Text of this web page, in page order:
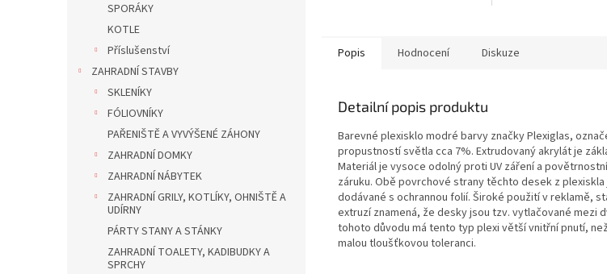
SPORÁKY
KOTLE
Příslušenství
ZAHRADNÍ STAVBY
SKLENÍKY
FÓLIOVNÍKY
PAŘENIŠTĚ A VYVÝŠENÉ ZÁHONY
ZAHRADNÍ DOMKY
ZAHRADNÍ NÁBYTEK
ZAHRADNÍ GRILY, KOTLÍKY, OHNIŠTĚ A
UDÍRNY
PÁRTY STANY A STÁNKY
ZAHRADNÍ TOALETY, KADIBUDKY A
SPRCHY
Popis Hodnocení Diskuze
Detailní popis produktu
Barevné plexisklo modré barvy značky Plexiglas,
propustností světla cca 7%. Extrudovaný akrylát je
Materiál je vysoce odolný proti UV záření a
záruku. Obě povrchové strany těchto desek z
dodávané s ochrannou folií. Široké použití v reklamě,
extruzí znamená, že desky jsou tzv. vytlačované mezi
tohoto důvodu má tento typ plexi větší vnitřní pnutí,
malou tloušťkovou toleranci.